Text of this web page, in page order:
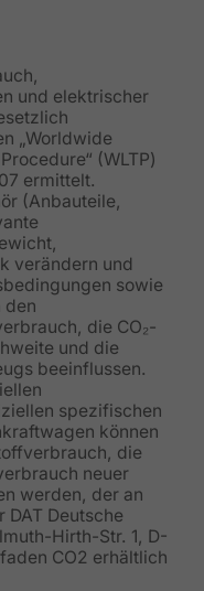
und elektrischer
„Worldwide
(WLTP)
ermittelt.
(Anbauteile,
verändern und
sowie
den
die CO₂-
und die
beeinflussen.
spezifischen
können
die
neuer
werden, der an
Deutsche
Hirth-Str. 1, D-
CO2 erhältlich